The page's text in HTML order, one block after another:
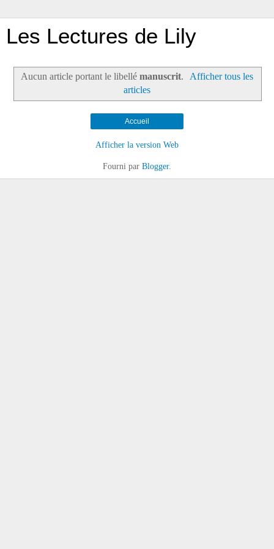
Les Lectures de Lily
Aucun article portant le libellé manuscrit.
Afficher tous les
articles
Accueil
Afficher la version Web
Fourni par Blogger.